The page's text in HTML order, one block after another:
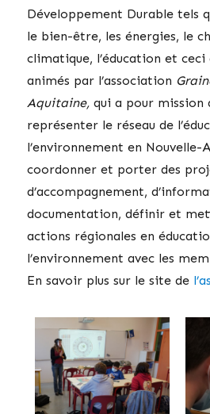
Développement Durable tels
le bien-être, les énergies, le
climatique, l’éducation et
animés par l’association
Aquitaine,qui a pour mission
représenter le réseau de
l’environnement en Nouvelle-
coordonner et porter des
d’accompagnement,
documentation, définir et
actions régionales en
l’environnement avec les
En savoir plus sur le site de